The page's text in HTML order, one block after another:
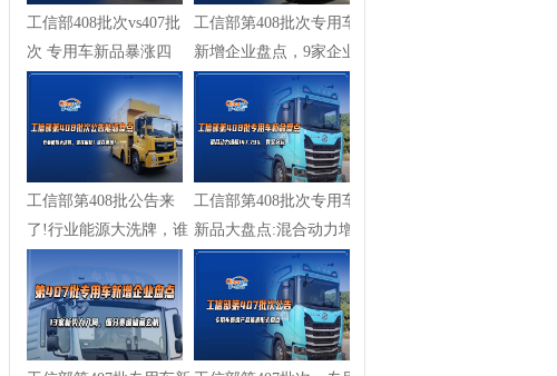
工信部408批次vs407批
次 专用车新品暴涨四
成，新能源...
工信部第408批次专用车
新增企业盘点，9家企业
入局清一...
工信部第408批公告来
了!行业能源大洗牌，谁
工信部第408批次专用车
新品大盘点:混合动力增
幅147.79...